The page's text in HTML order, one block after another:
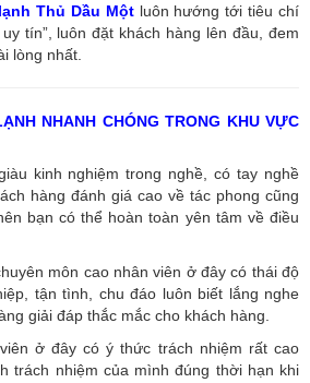
Thủ Dầu Mộtluôn hướng tới tiêu chí
tín”, luôn đặt khách hàng lên đầu, đem
lòng nhất.
NHANH CHÓNG TRONG KHU VỰC
kinh nghiệm trong nghề, có tay nghề
hàng đánh giá cao về tác phong cũng
bạn có thể hoàn toàn yên tâm về điều
môn cao nhân viên ở đây có thái độ
tận tình, chu đáo luôn biết lắng nghe
giải đáp thắc mắc cho khách hàng.
ở đây có ý thức trách nhiệm rất cao
trách nhiệm của mình đúng thời hạn khi